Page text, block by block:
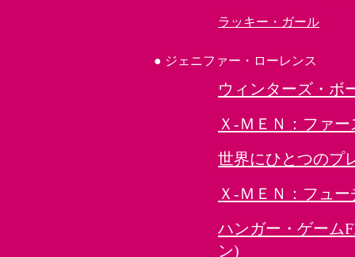
ラッキー・ガール
● ジェニファー・ローレンス
ウィンターズ・ボ
Ｘ-ＭＥＮ：ファ
世界にひとつのプ
Ｘ-ＭＥＮ：フュ
ハンガー・ゲーム
ン)